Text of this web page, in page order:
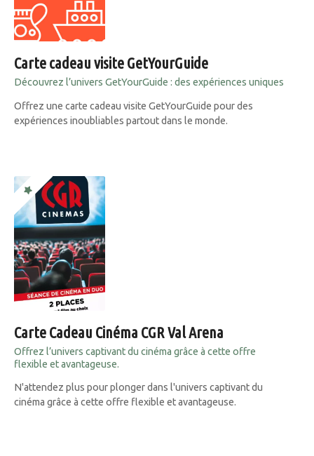
Carte cadeau visite GetYourGuide
Découvrez l’univers GetYourGuide : des expériences uniques
Offrez une carte cadeau visite GetYourGuide pour des
expériences inoubliables partout dans le monde.
Carte Cadeau Cinéma CGR Val Arena
Offrez l’univers captivant du cinéma grâce à cette offre
flexible et avantageuse.
N'attendez plus pour plonger dans l'univers captivant du
cinéma grâce à cette offre flexible et avantageuse.